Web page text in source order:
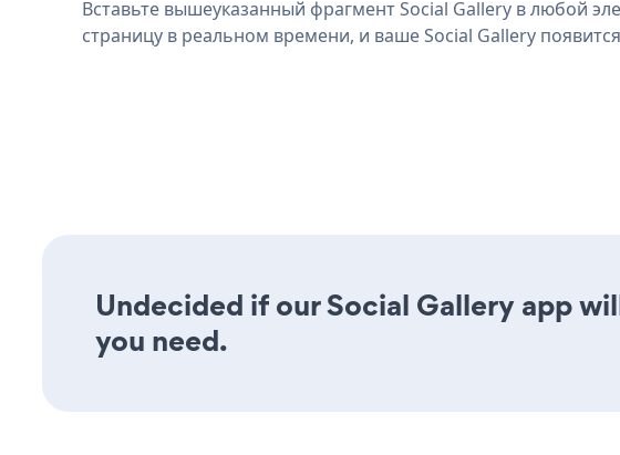
Вставьте вышеуказанный фрагмент Social Gallery в любой
страницу в реальном времени, и ваше Social Gallery
Undecided if our Social Gallery app
you need.